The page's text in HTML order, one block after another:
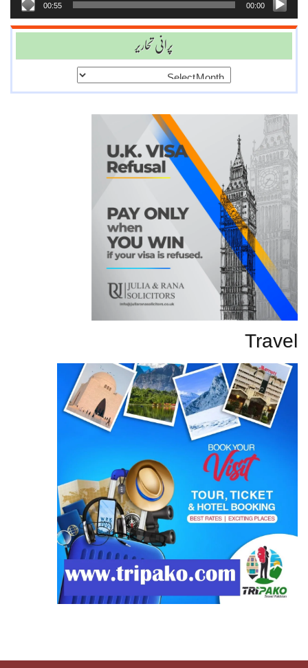
00:00
00:55
پرانی تحاریر
Travel